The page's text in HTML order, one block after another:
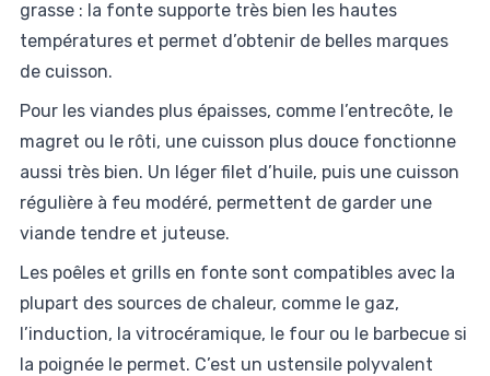
grasse : la fonte supporte très bien les hautes
températures et permet d’obtenir de belles marques
de cuisson.
Pour les viandes plus épaisses, comme l’entrecôte, le
magret ou le rôti, une cuisson plus douce fonctionne
aussi très bien. Un léger filet d’huile, puis une cuisson
régulière à feu modéré, permettent de garder une
viande tendre et juteuse.
Les poêles et grills en fonte sont compatibles avec la
plupart des sources de chaleur, comme le gaz,
l’induction, la vitrocéramique, le four ou le barbecue si
la poignée le permet. C’est un ustensile polyvalent